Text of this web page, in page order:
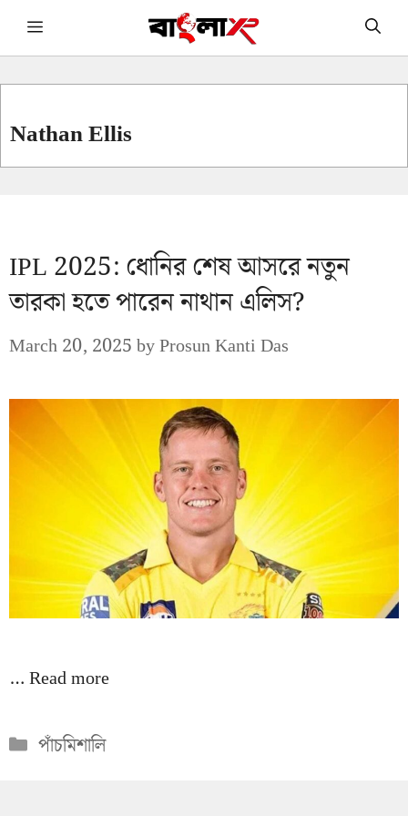
Skip Menu
Nathan Ellis
IPL 2025: ধোনির শেষ আসরে নতুন
তারকা হতে পারেন নাথান এলিস?
March 20, 2025byProsun Kanti Das
…Read more
Categories
পাঁচমিশালি